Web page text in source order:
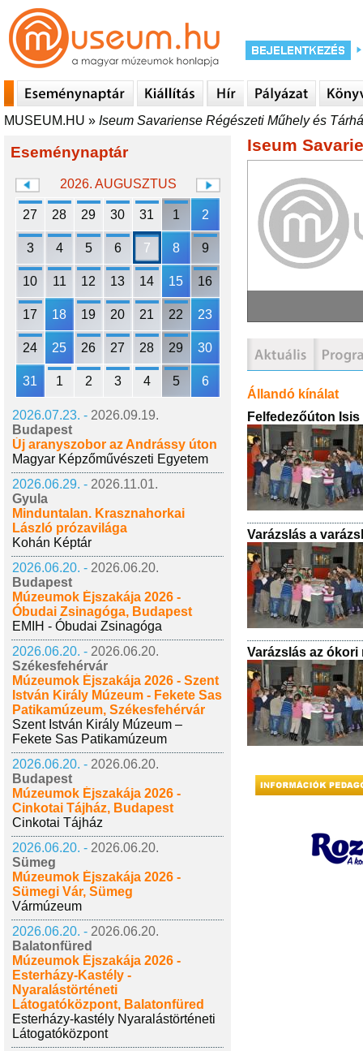
MUSEUM.HU » Iseum Savariense Régészeti Műhely és
Eseménynaptár
2026. AUGUSZTUS
27 28 29 30 31 1 2
3 4 5 6 7 8 9
10 11 12 13 14 15 16
17 18 19 20 21 22 23
24 25 26 27 28 29 30
31 1 2 3 4 5 6
2026.07.23. - 2026.09.19.
Budapest
Új aranyszobor az Andrássy úton
Magyar Képzőművészeti Egyetem
2026.06.29. - 2026.11.01.
Gyula
Minduntalan. Krasznahorkai
László prózavilága
Kohán Képtár
2026.06.20. - 2026.06.20.
Budapest
Múzeumok Éjszakája 2026 -
Óbudai Zsinagóga, Budapest
EMIH - Óbudai Zsinagóga
2026.06.20. - 2026.06.20.
Székesfehérvár
Múzeumok Éjszakája 2026 - Szent
István Király Múzeum - Fekete Sas
Patikamúzeum, Székesfehérvár
Szent István Király Múzeum –
Fekete Sas Patikamúzeum
2026.06.20. - 2026.06.20.
Budapest
Múzeumok Éjszakája 2026 -
Cinkotai Tájház, Budapest
Cinkotai Tájház
2026.06.20. - 2026.06.20.
Sümeg
Múzeumok Éjszakája 2026 -
Sümegi Vár, Sümeg
Vármúzeum
2026.06.20. - 2026.06.20.
Balatonfüred
Múzeumok Éjszakája 2026 -
Esterházy-Kastély -
Nyaralástörténeti
Látogatóközpont, Balatonfüred
Esterházy-kastély Nyaralástörténeti
Látogatóközpont
Iseum
Állandó kínálat
Felfedezőúton
Varázslás a
Varázslás az